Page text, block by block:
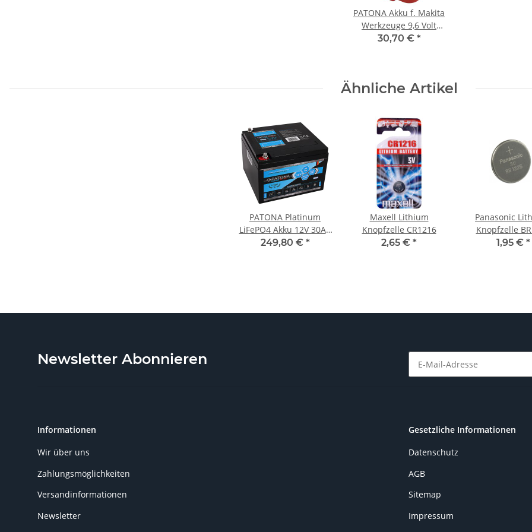
PATONA Akku f. Makita
Werkzeuge 9,6 Volt
2500 mA
30,70 € *
Ähnliche Artikel
PATONA Platinum
LiFePO4 Akku 12V 30Ah
360Wh
249,80 € *
Maxell Lithium
Knopfzelle CR1216
2,65 € *
Panasonic
Knopfzelle
Lithium 3V /
1,95 € *
Newsletter Abonnieren
Informationen
Wir über uns
Zahlungsmöglichkeiten
Versandinformationen
Newsletter
Gesetzliche Informationen
Datenschutz
AGB
Sitemap
Impressum